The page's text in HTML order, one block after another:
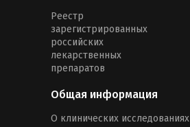
Реестр
зарегистрированных
российских
лекарственных
препаратов
Общая информация
О клинических исследованиях